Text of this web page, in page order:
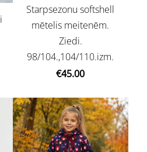
Starpsezonu softshell
mētelis meitenēm.
Ziedi.
98/104.,104/110.izm.
€45.00